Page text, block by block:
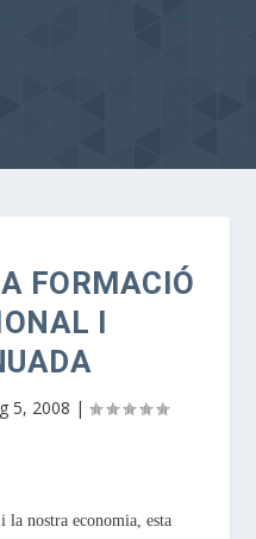
FORMACIÓ
I
5, 2008 |
la nostra economia, esta